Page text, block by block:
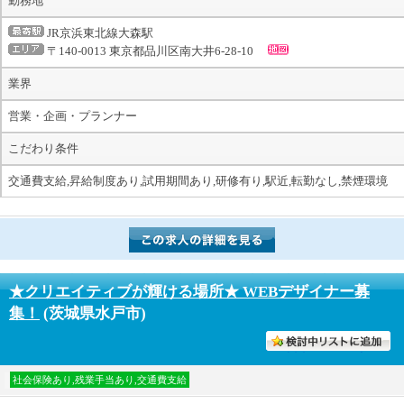
JR京浜東北線大森駅
〒140-0013 東京都品川区南大井6-28-10
業界
営業・企画・プランナー
こだわり条件
交通費支給,昇給制度あり,試用期間あり,研修有り,駅近,転勤なし,禁煙環境
★クリエイティブが輝ける場所★ WEBデザイナー募
集！ (茨城県水戸市)
討中リストに入れる
社会保険あり,残業手当あり,交通費支給